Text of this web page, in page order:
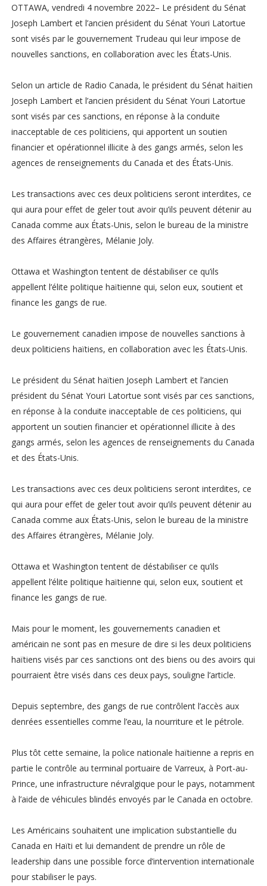
OTTAWA, vendredi 4 novembre 2022– Le président du Sénat
Joseph Lambert et l’ancien président du Sénat Youri Latortue
sont visés par le gouvernement Trudeau qui leur impose de
nouvelles sanctions, en collaboration avec les États-Unis.
Selon un article de Radio Canada, le président du Sénat haïtien
Joseph Lambert et l’ancien président du Sénat Youri Latortue
sont visés par ces sanctions, en réponse à la conduite
inacceptable de ces politiciens, qui apportent un soutien
financier et opérationnel illicite à des gangs armés, selon les
agences de renseignements du Canada et des États-Unis.
Les transactions avec ces deux politiciens seront interdites, ce
qui aura pour effet de geler tout avoir qu’ils peuvent détenir au
Canada comme aux États-Unis, selon le bureau de la ministre
des Affaires étrangères, Mélanie Joly.
Ottawa et Washington tentent de déstabiliser ce qu’ils
appellent l’élite politique haïtienne qui, selon eux, soutient et
finance les gangs de rue.
Le gouvernement canadien impose de nouvelles sanctions à
deux politiciens haïtiens, en collaboration avec les États-Unis.
Le président du Sénat haïtien Joseph Lambert et l’ancien
président du Sénat Youri Latortue sont visés par ces sanctions,
en réponse à la conduite inacceptable de ces politiciens, qui
apportent un soutien financier et opérationnel illicite à des
gangs armés, selon les agences de renseignements du Canada
et des États-Unis.
Les transactions avec ces deux politiciens seront interdites, ce
qui aura pour effet de geler tout avoir qu’ils peuvent détenir au
Canada comme aux États-Unis, selon le bureau de la ministre
des Affaires étrangères, Mélanie Joly.
Ottawa et Washington tentent de déstabiliser ce qu’ils
appellent l’élite politique haïtienne qui, selon eux, soutient et
finance les gangs de rue.
Mais pour le moment, les gouvernements canadien et
américain ne sont pas en mesure de dire si les deux politiciens
haïtiens visés par ces sanctions ont des biens ou des avoirs qui
pourraient être visés dans ces deux pays, souligne l’article.
Depuis septembre, des gangs de rue contrôlent l’accès aux
denrées essentielles comme l’eau, la nourriture et le pétrole.
Plus tôt cette semaine, la police nationale haïtienne a repris en
partie le contrôle au terminal portuaire de Varreux, à Port-au-
Prince, une infrastructure névralgique pour le pays, notamment
à l’aide de véhicules blindés envoyés par le Canada en octobre.
Les Américains souhaitent une implication substantielle du
Canada en Haïti et lui demandent de prendre un rôle de
leadership dans une possible force d’intervention internationale
pour stabiliser le pays.